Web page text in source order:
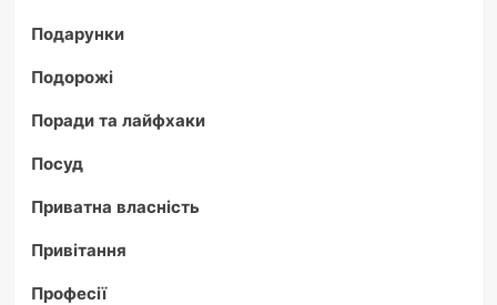
Подарунки
Подорожі
Поради та лайфхаки
Посуд
Приватна власність
Привітання
Професії